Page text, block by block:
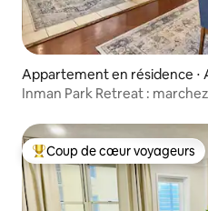
Appartement en résidence ⋅
Inman Park Retreat :
Coups de cœur voyageurs
Coup de cœur voyageurs